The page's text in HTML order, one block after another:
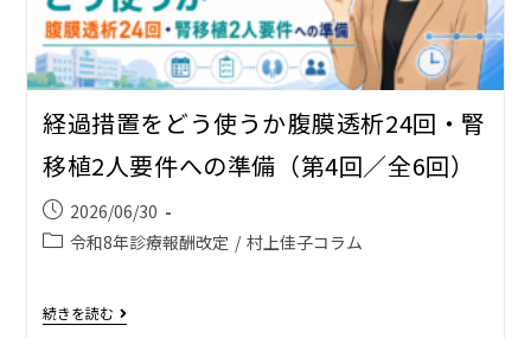
経過措置をどう使うか――腹膜透析24回・腎
移植2人要件への準備（第4回／全6回）
2026/06/30
令和8年診療報酬改定 / 村上佳子コラム
続きを読む